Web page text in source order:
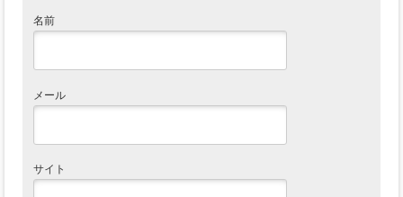
名前
メール
サイト